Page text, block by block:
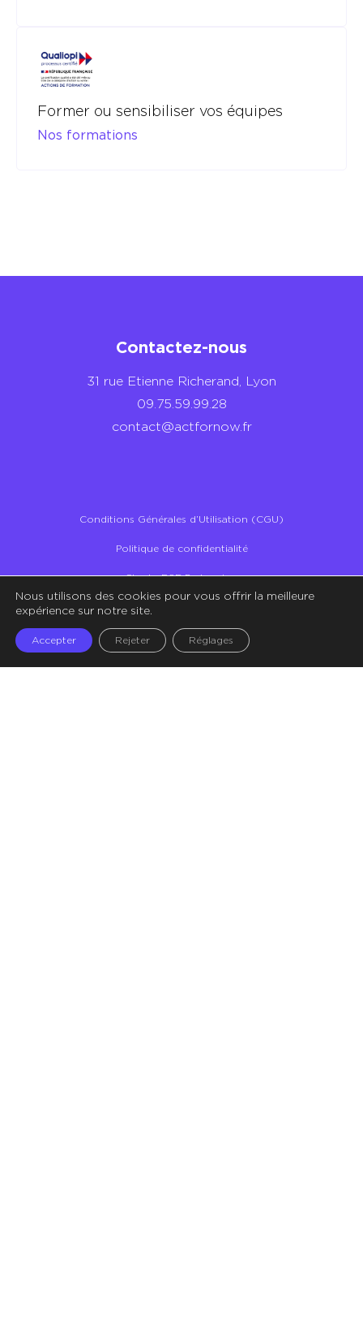
Former ou sensibiliser vos équipes
Nos formations
Contactez-nous
31 rue Etienne Richerand, Lyon
09.75.59.99.28
contact@actfornow.fr
Conditions Générales d’Utilisation (CGU)
Politique de confidentialité
Charte RSE Partenaires
Illustrations – Crédit Storyset
Nous utilisons des cookies pour vous offrir la meilleure
expérience sur notre site.
Accepter Rejeter Réglages